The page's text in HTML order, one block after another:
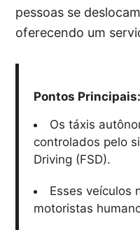
pessoas se
oferecendo um
Pontos Principais:
Os táxis
controlados pelo
Driving (FSD).
Esses veículos
motoristas